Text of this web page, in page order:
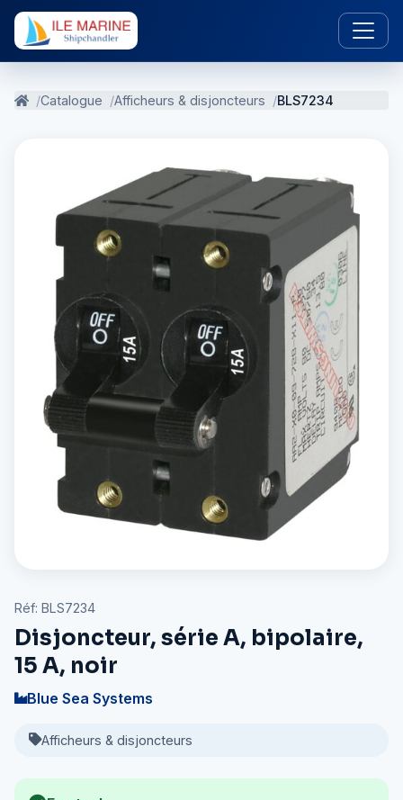
Catalogue Afficheurs & disjoncteurs BLS7234
Réf: BLS7234
Disjoncteur, série A, bipolaire,
15 A, noir
Blue Sea Systems
Afficheurs & disjoncteurs